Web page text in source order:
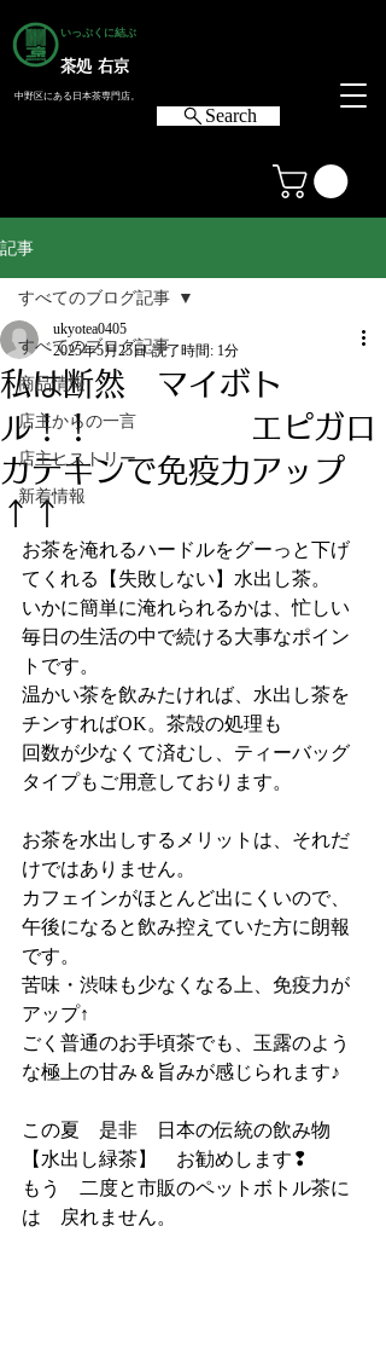
いっぷくに結ぶ
茶処 右京
中野区にある日本茶専門店。
Search
記事
すべてのブログ記事
商品情報
店主からの一言
店主ヒストリー
新着情報
すべてのブログ記事
私は断然 マイボト
ル！！ エピガロ
カテキンで免疫力アップ
↑↑
ukyotea0405
2025年5月25日 読了時間: 1分
お茶を淹れるハードルをグーっと下げ
てくれる【失敗しない】水出し茶。
いかに簡単に淹れられるかは、忙しい
毎日の生活の中で続ける大事なポイン
トです。
温かい茶を飲みたければ、水出し茶を
チンすればOK。茶殻の処理も
回数が少なくて済むし、ティーバッグ
タイプもご用意しております。
お茶を水出しするメリットは、それだ
けではありません。
カフェインがほとんど出にくいので、
午後になると飲み控えていた方に朗報
です。
苦味・渋味も少なくなる上、免疫力が
アップ↑
ごく普通のお手頃茶でも、玉露のよう
な極上の甘み＆旨みが感じられます♪
この夏　是非　日本の伝統の飲み物
【水出し緑茶】　お勧めします❢
もう　二度と市販のペットボトル茶に
は　戻れません。